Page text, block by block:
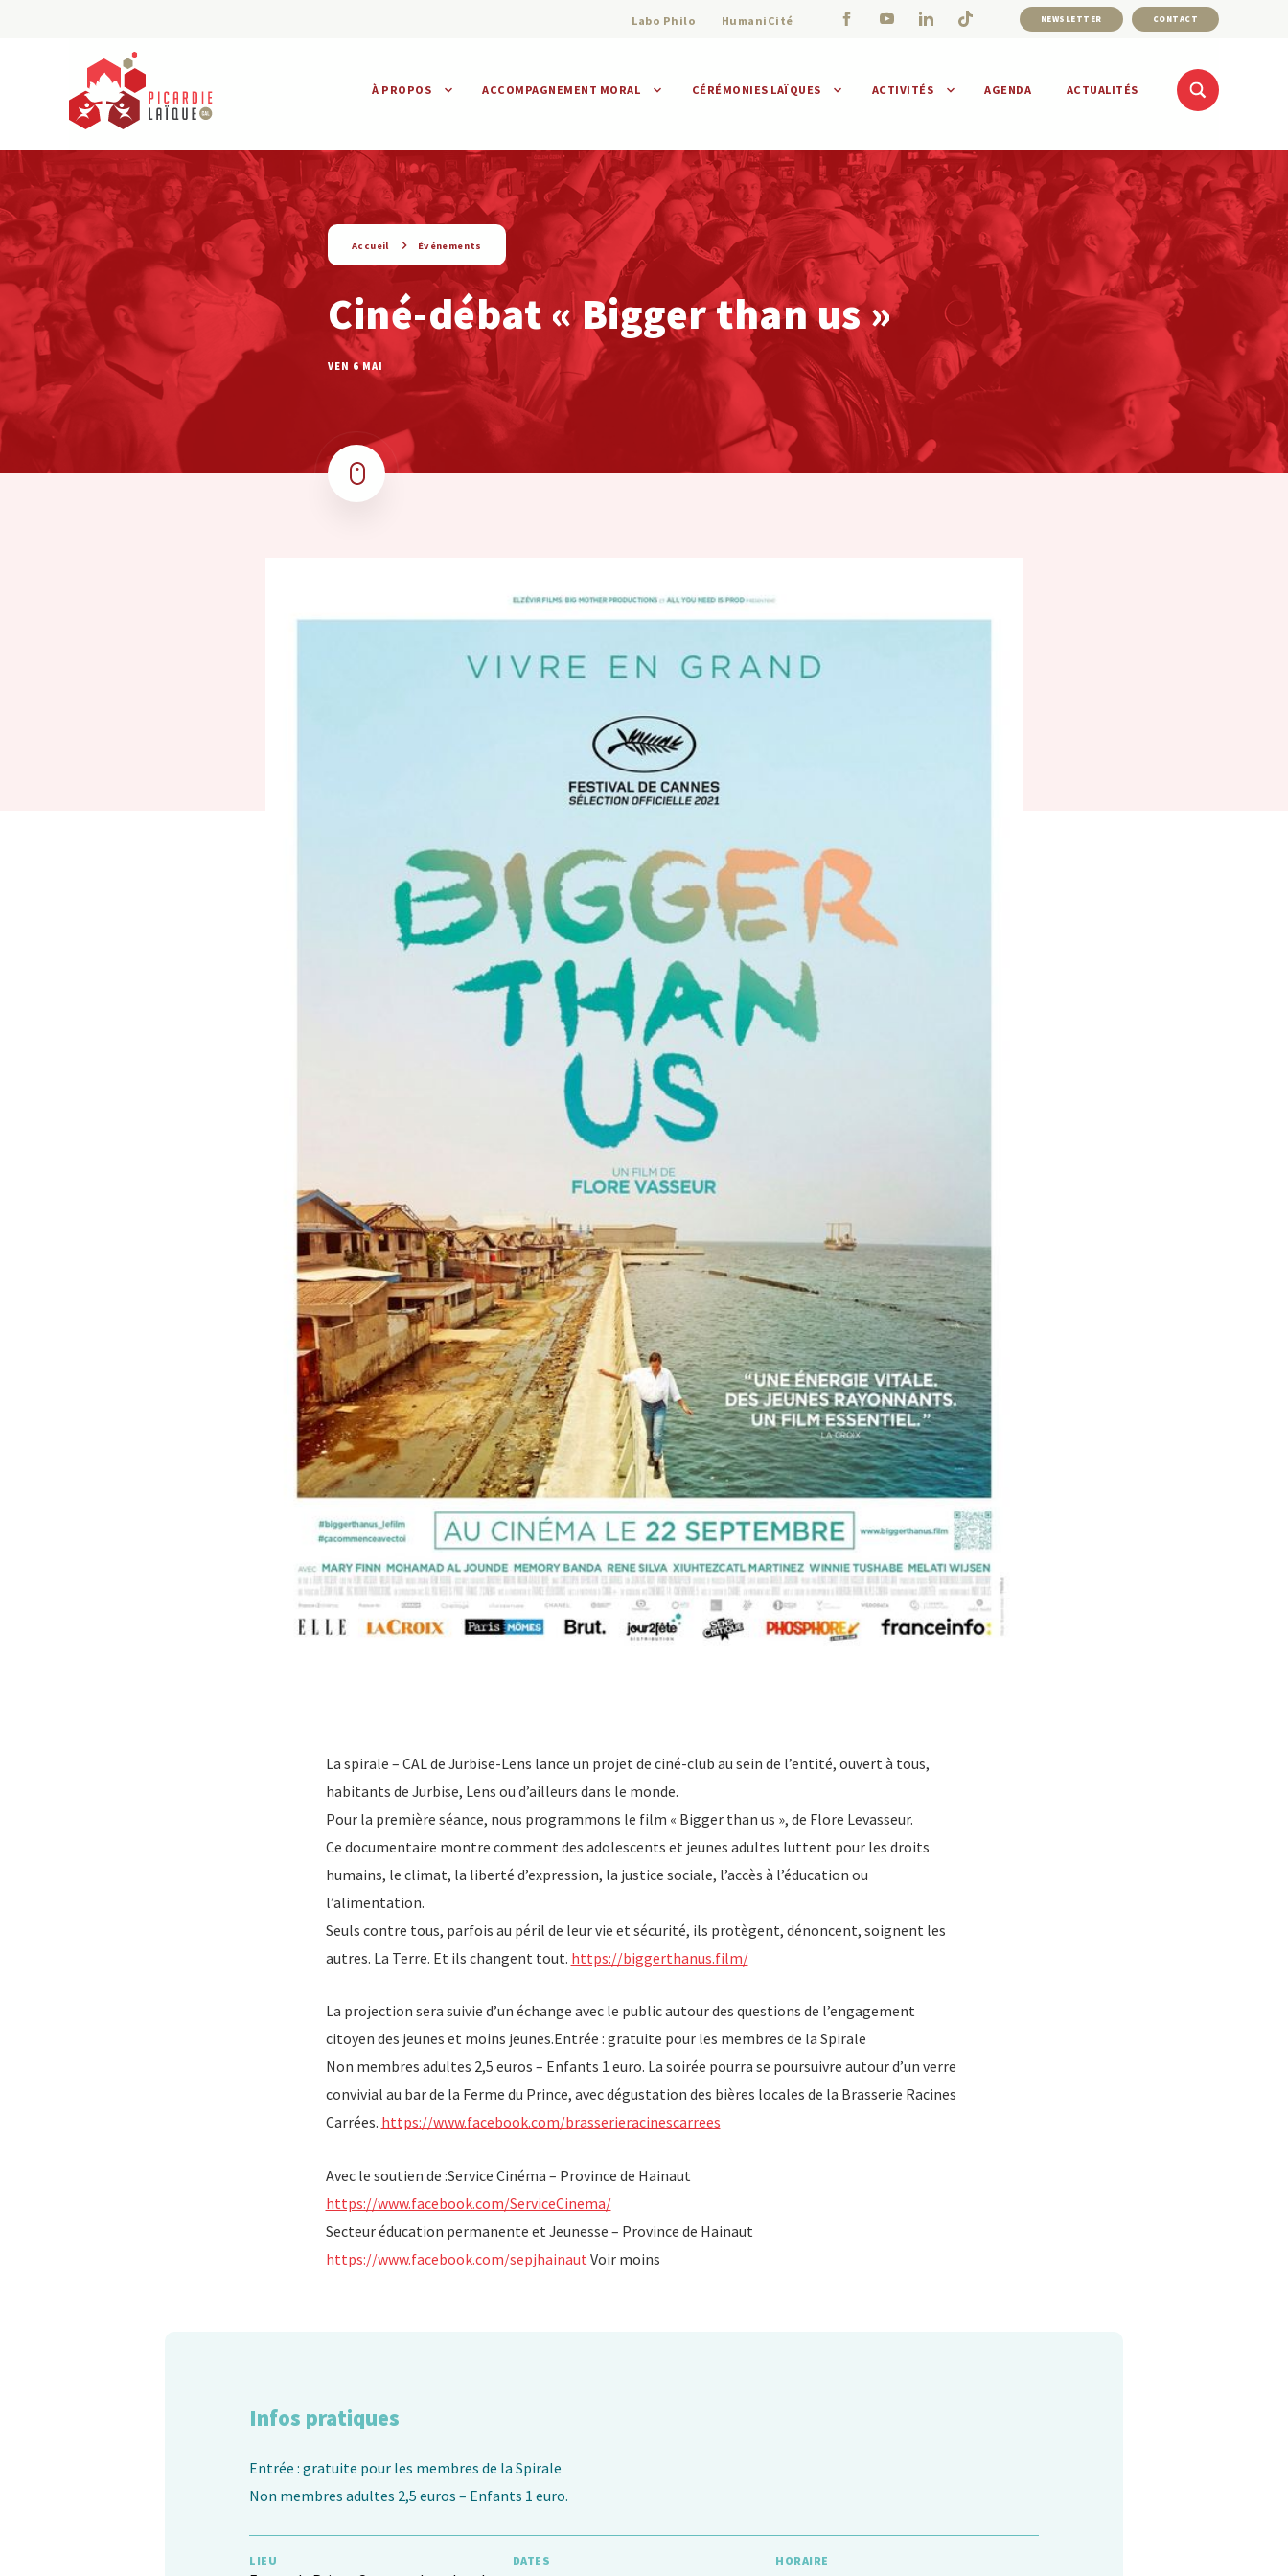
Labo Philo HumaniCité NEWSLETTER CONTACT
À PROPOS ACCOMPAGNEMENT MORAL
Assistance morale Individuelle
Collective
CÉRÉMONIES LAÏQUES ACTIVITÉS AGENDA ACTUALITÉS
string(9) « evenement »
Accueil Événements
Ciné-débat « Bigger than us »
VEN 6 MAI
La spirale – CAL de Jurbise-Lens lance un projet de ciné-club au sein de l’entité, ouvert à tous,
habitants de Jurbise, Lens ou d’ailleurs dans le monde.
Pour la première séance, nous programmons le film « Bigger than us », de Flore Levasseur.
Ce documentaire montre comment des adolescents et jeunes adultes luttent pour les droits
humains, le climat, la liberté d’expression, la justice sociale, l’accès à l’éducation ou
l’alimentation.
Seuls contre tous, parfois au péril de leur vie et sécurité, ils protègent, dénoncent, soignent les
autres. La Terre. Et ils changent tout. https://biggerthanus.film/
La projection sera suivie d’un échange avec le public autour des questions de l’engagement
citoyen des jeunes et moins jeunes.Entrée : gratuite pour les membres de la Spirale
Non membres adultes 2,5 euros – Enfants 1 euro. La soirée pourra se poursuivre autour d’un verre
convivial au bar de la Ferme du Prince, avec dégustation des bières locales de la Brasserie Racines
Carrées. https://www.facebook.com/brasserieracinescarrees
Avec le soutien de :Service Cinéma – Province de Hainaut
https://www.facebook.com/ServiceCinema/
Secteur éducation permanente et Jeunesse – Province de Hainaut
https://www.facebook.com/sepjhainaut Voir moins
Infos pratiques
Entrée : gratuite pour les membres de la Spirale
Non membres adultes 2,5 euros – Enfants 1 euro.
LIEU DATES HORAIRE